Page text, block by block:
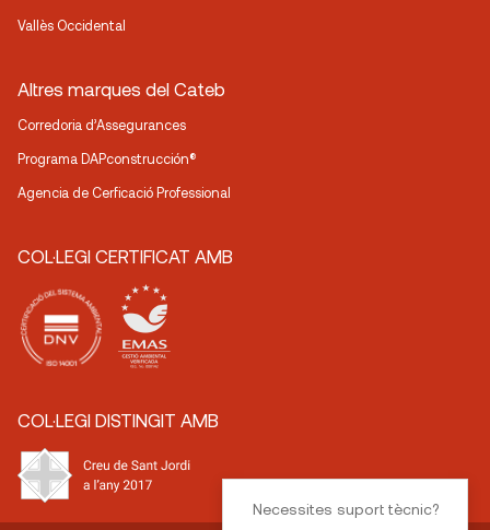
Vallès Occidental
Altres marques del Cateb
Corredoria d’Assegurances
Programa DAPconstrucción®
Agencia de Cerficació Professional
COL·LEGI CERTIFICAT AMB
COL·LEGI DISTINGIT AMB
Necessites suport tècnic?